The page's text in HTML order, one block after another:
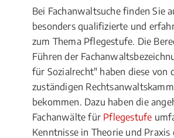
Bei Fachanwaltsuche finden Sie
besonders qualifizierte und
zum Thema Pflegestufe. Die
Führen der
für Sozialrecht" haben diese von
zuständigen
bekommen. Dazu haben die
Fachanwälte für Pflegestufe
Kenntnisse in Theorie und Praxis